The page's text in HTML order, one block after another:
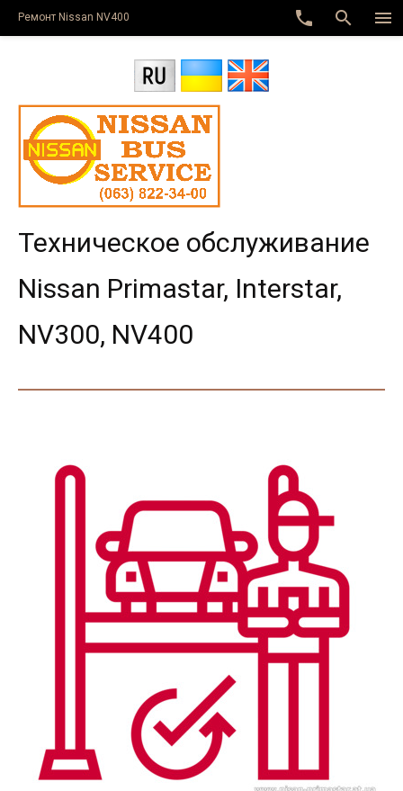
menu
search
phone
Ремонт Nissan NV400
Техническое обслуживание
Nissan Primastar, Interstar,
NV300, NV400